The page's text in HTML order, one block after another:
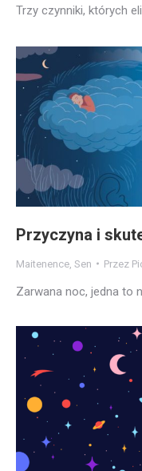
Trzy czynniki, których
Przyczyna i
Maitenence Sen Przez
Zarwana noc, jedna to